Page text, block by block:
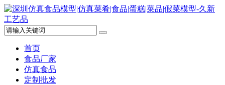
首页
食品厂家
仿真食品
定制批发